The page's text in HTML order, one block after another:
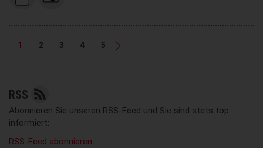
1 2 3 4 5
RSS
Abonnieren Sie unseren RSS-Feed und Sie sind stets top
informiert:
RSS-Feed abonnieren